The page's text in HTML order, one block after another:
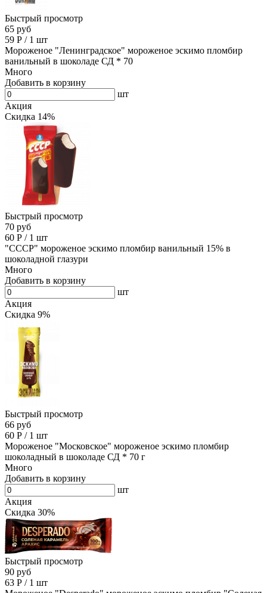
Быстрый просмотр
65 руб
59 Р / 1 шт
Мороженое "Ленинградское" мороженое эскимо пломбир
ванильный в шоколаде СД * 70
Много
Добавить в корзину
шт
Акция
Скидка 14%
Быстрый просмотр
70 руб
60 Р / 1 шт
"СССР" мороженое эскимо пломбир ванильный 15% в
шоколадной глазури
Много
Добавить в корзину
шт
Акция
Скидка 9%
Быстрый просмотр
66 руб
60 Р / 1 шт
Мороженое "Московское" мороженое эскимо пломбир
шоколадный в шоколаде СД * 70 г
Много
Добавить в корзину
шт
Акция
Скидка 30%
Быстрый просмотр
90 руб
63 Р / 1 шт